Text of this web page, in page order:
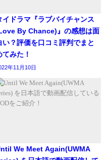
cr. @vonthemovie
がシェアした投稿 -
ますよ！
イドラマ『ラブバイチャンス
By Chance)』の感想は面
い？評価を口コミ評判でまと
てみた！
年11月10日
We Meet Again(UWMA